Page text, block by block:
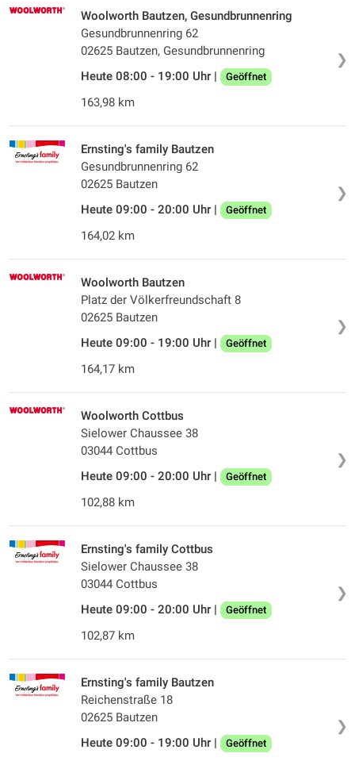
❯
Woolworth Bautzen, Gesundbrunnenring
Gesundbrunnenring 62
02625 Bautzen, Gesundbrunnenring
Heute 08:00 - 19:00 Uhr |
Geöffnet
163,98 km
❯
Ernsting's family Bautzen
Gesundbrunnenring 62
02625 Bautzen
Heute 09:00 - 20:00 Uhr |
Geöffnet
164,02 km
❯
Woolworth Bautzen
Platz der Völkerfreundschaft 8
02625 Bautzen
Heute 09:00 - 19:00 Uhr |
Geöffnet
164,17 km
❯
Woolworth Cottbus
Sielower Chaussee 38
03044 Cottbus
Heute 09:00 - 20:00 Uhr |
Geöffnet
102,88 km
❯
Ernsting's family Cottbus
Sielower Chaussee 38
03044 Cottbus
Heute 09:00 - 20:00 Uhr |
Geöffnet
102,87 km
❯
Ernsting's family Bautzen
Reichenstraße 18
02625 Bautzen
Heute 09:00 - 19:00 Uhr |
Geöffnet